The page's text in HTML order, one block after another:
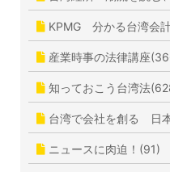
KPMG 分かる台湾会
産業時事の法律講座
知っておこう台湾法
台湾で会社を創る 日
ニュースに肉迫！(91)